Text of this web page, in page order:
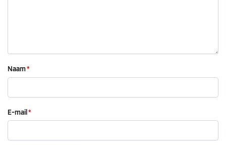
Naam*
E-mail*